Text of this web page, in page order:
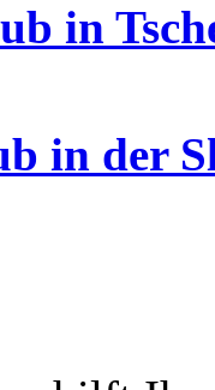
in
in der